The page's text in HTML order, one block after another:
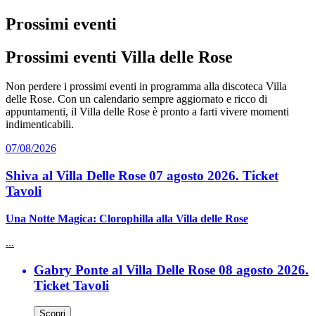
Prossimi eventi
Prossimi eventi Villa delle Rose
Non perdere i prossimi eventi in programma alla discoteca Villa
delle Rose. Con un calendario sempre aggiornato e ricco di
appuntamenti, il Villa delle Rose è pronto a farti vivere momenti
indimenticabili.
07/08/2026
Shiva al Villa Delle Rose 07 agosto 2026. Ticket
Tavoli
Una Notte Magica: Clorophilla alla Villa delle Rose
...
Gabry Ponte al Villa Delle Rose 08 agosto 2026.
Ticket Tavoli
Scopri